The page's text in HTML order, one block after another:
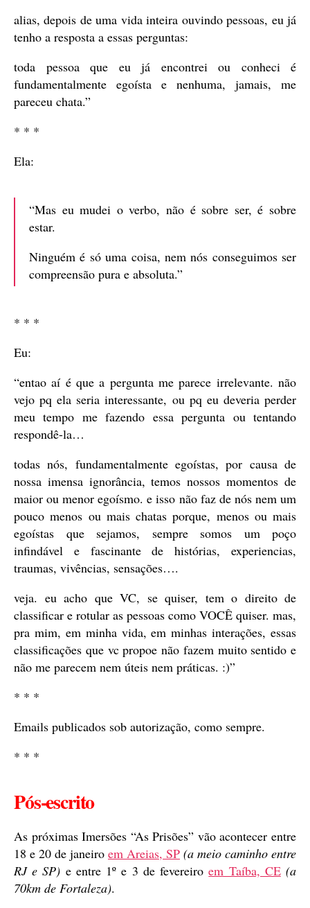
alias, depois de uma vida inteira ouvindo pessoas, eu já
tenho a resposta a essas perguntas:
toda pessoa que eu já encontrei ou conheci é
fundamentalmente egoísta e nenhuma, jamais, me
pareceu chata.”
* * *
Ela:
“Mas eu mudei o verbo, não é sobre ser, é sobre
estar.
Ninguém é só uma coisa, nem nós conseguimos ser
compreensão pura e absoluta.”
* * *
Eu:
“entao aí é que a pergunta me parece irrelevante. não
vejo pq ela seria interessante, ou pq eu deveria perder
meu tempo me fazendo essa pergunta ou tentando
respondê-la…
todas nós, fundamentalmente egoístas, por causa de
nossa imensa ignorância, temos nossos momentos de
maior ou menor egoísmo. e isso não faz de nós nem um
pouco menos ou mais chatas porque, menos ou mais
egoístas que sejamos, sempre somos um poço
infindável e fascinante de histórias, experiencias,
traumas, vivências, sensações….
veja. eu acho que VC, se quiser, tem o direito de
classificar e rotular as pessoas como VOCÊ quiser. mas,
pra mim, em minha vida, em minhas interações, essas
classificações que vc propoe não fazem muito sentido e
não me parecem nem úteis nem práticas. :)”
* * *
Emails publicados sob autorização, como sempre.
* * *
Pós-escrito
As próximas Imersões “As Prisões” vão acontecer entre
18 e 20 de janeiro em Areias, SP (a meio caminho entre
RJ e SP) e entre 1º e 3 de fevereiroem Taíba, CE (a
70km de Fortaleza).